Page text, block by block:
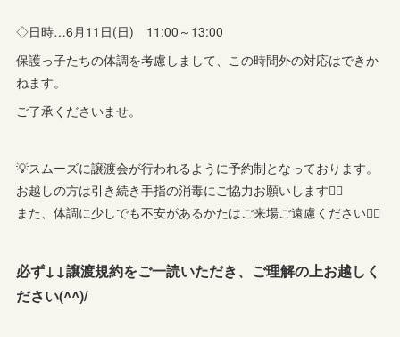
◇日時…6月11日(日) 11:00～13:00
保護っ子たちの体調を考慮しまして、この時間外の対応はできか
ねます。
ご了承くださいませ。
💡スムーズに譲渡会が行われるように予約制となっております。
お越しの方は引き続き手指の消毒にご協力お願いします🙇‍♀️
また、体調に少しでも不安があるかたはご来場ご遠慮ください🙇‍♀️
必ず↓↓譲渡規約をご一読いただき、ご理解の上お越しく
ださい(^^)/